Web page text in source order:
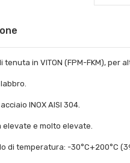
tenuta in VITON (FPM-FKM), per
INOX AISI 304.
elevate e molto elevate.
di temperatura: -30°C+200°C